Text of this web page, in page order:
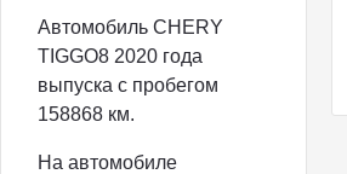
Автомобиль CHERY
TIGGO8 2020 года
выпуска с пробегом
158868 км.
На автомобиле